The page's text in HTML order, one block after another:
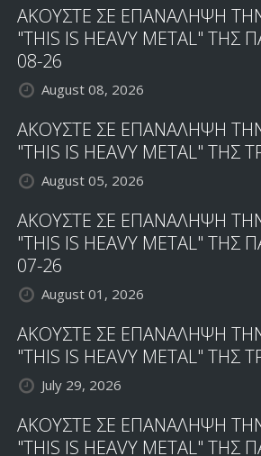
ΑΚΟΥΣΤΕ ΣΕ ΕΠΑΝΑΛΗΨΗ
"THIS IS HEAVY METAL" ΤΗΣ
08-26
August 08, 2026
ΑΚΟΥΣΤΕ ΣΕ ΕΠΑΝΑΛΗΨΗ
"THIS IS HEAVY METAL" ΤΗΣ
August 05, 2026
ΑΚΟΥΣΤΕ ΣΕ ΕΠΑΝΑΛΗΨΗ
"THIS IS HEAVY METAL" ΤΗΣ
07-26
August 01, 2026
ΑΚΟΥΣΤΕ ΣΕ ΕΠΑΝΑΛΗΨΗ
"THIS IS HEAVY METAL" ΤΗΣ
July 29, 2026
ΑΚΟΥΣΤΕ ΣΕ ΕΠΑΝΑΛΗΨΗ
"THIS IS HEAVY METAL" ΤΗΣ